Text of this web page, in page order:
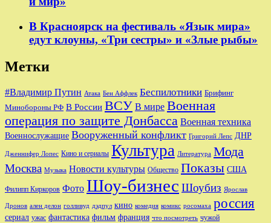
В Красноярск на фестиваль «Язык мира»
едут клоуны, «Три сестры» и «Злые рыбы»
Метки
#Владимир Путин Атака Бен Аффлек Беспилотники Брифинг
Минобороны РФ В России ВСУ В мире Военная
операция по защите Донбасса Военная техника
Военнослужащие Вооруженный конфликт Григорий Лепс ДНР
Дженнифер Лопес Кино и сериалы Культура Литература Мода
Москва Музыка Новости культуры Общество Показы США
Филипп Киркоров Фото Шоу-бизнес Шоубиз Ярослав
Дронов ален делон голливуд дэдпул кино комедия комикс росомаха россия
сериал ужас фантастика фильм франция что посмотреть чужой